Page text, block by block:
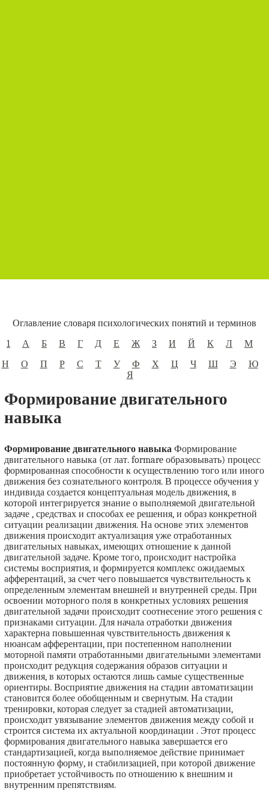
Оглавление словаря психологических понятий и терминов
1
А Б В Г Д Е Ж З И Й К Л
М
Н
О П Р С Т У Ф Х Ц Ч Ш Э
Ю
Я
Формирование двигательного
навыка
Формирование двигательного навыкаФормирование
двигательного навыка (от лат. formare образовывать) процесс
формированная способности к осуществлению того или иного
движения без сознательного контроля. В процессе обучения у
индивида создается концептуальная модель движения, в
которой интегрируется знание о выполняемой двигательной
задаче , средствах и способах ее решения, и образ конкретной
ситуации реализации движения. На основе этих элементов
движения происходит актуализация уже отработанных
двигательных навыках, имеющих отношение к данной
двигательной задаче. Кроме того, происходит настройка
системы восприятия, и формируется комплекс ожидаемых
афферентаций, за счет чего повышается чувствительность к
определенным элементам внешней и внутренней среды. При
освоении моторного поля в конкретных условиях решения
двигательной задачи происходит соотнесение этого решения с
признаками ситуации. Для начала отработки движения
характерна повышенная чувствительность движения к
нюансам афферентации, при постепенном наполнении
моторной памяти отработанными двигательными элементами
происходит редукция содержания образов ситуации и
движения, в которых остаются лишь самые существенные
ориентиры. Восприятие движения на стадии автоматизации
становится более обобщенным и свернутым. На стадии
тренировки, которая следует за стадией автоматизации,
происходит увязывание элементов движения между собой и
строится система их актуальной координации . Этот процесс
формирования двигательного навыка завершается его
стандартизацией, когда выполняемое действие принимает
постоянную форму, и стабилизацией, при которой движение
приобретает устойчивость по отношению к внешним и
внутренним препятствиям.